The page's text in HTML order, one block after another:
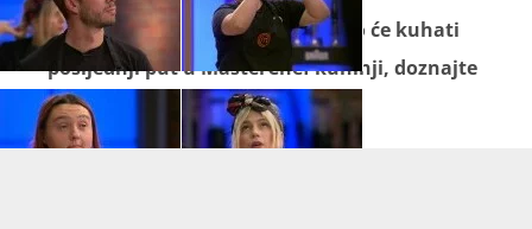
Kako će završiti ovaj okršaj te tko će kuhati
posljednji put u MasterChef kuhinji, doznajte
večeras u MasterChefu.